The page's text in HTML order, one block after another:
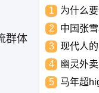
群体
1
为什么
义？怎
2
中国张
摩托车锦
3
现代人
未来又
淡如水
4
幽灵外
卖骑手
5
马年超